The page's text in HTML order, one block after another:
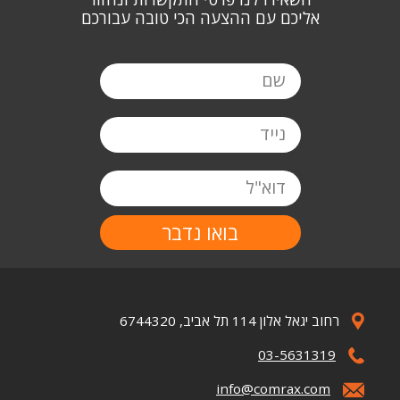
אליכם עם ההצעה הכי טובה עבורכם
שם
נייד
דוא"ל
Imageרחוב יגאל אלון 114 תל אביב, 6744320
Image
03-5631319
Image
info@comrax.com